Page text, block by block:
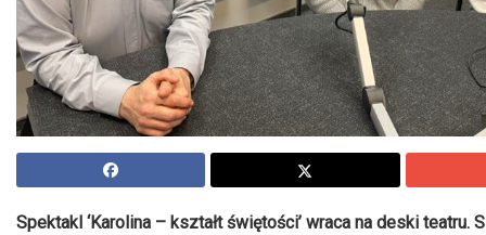
Spektakl ‘Karolina – kształt świętości’ wraca na deski teatru.